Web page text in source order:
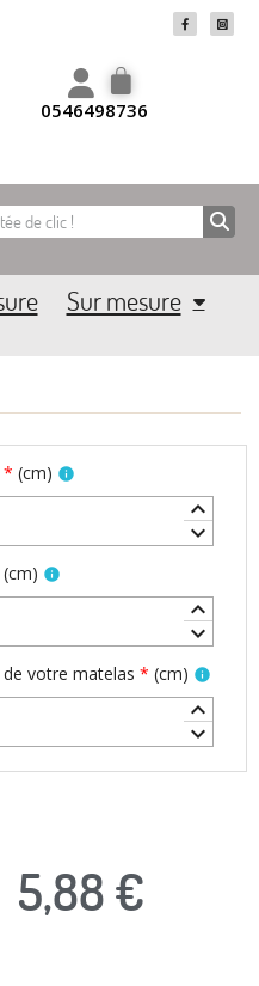
0546498736
Sur mesure
* (cm) info
keyboard_arrow_up
keyboard_arrow_down
(cm) info
keyboard_arrow_up
keyboard_arrow_down
de votre matelas * (cm) info
keyboard_arrow_up
keyboard_arrow_down
5,88 €